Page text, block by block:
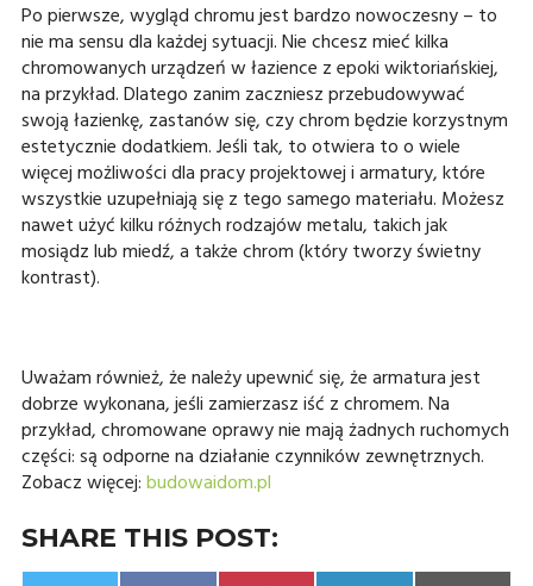
Po pierwsze, wygląd chromu jest bardzo nowoczesny – to
nie ma sensu dla każdej sytuacji. Nie chcesz mieć kilka
chromowanych urządzeń w łazience z epoki wiktoriańskiej,
na przykład. Dlatego zanim zaczniesz przebudowywać
swoją łazienkę, zastanów się, czy chrom będzie korzystnym
estetycznie dodatkiem. Jeśli tak, to otwiera to o wiele
więcej możliwości dla pracy projektowej i armatury, które
wszystkie uzupełniają się z tego samego materiału. Możesz
nawet użyć kilku różnych rodzajów metalu, takich jak
mosiądz lub miedź, a także chrom (który tworzy świetny
kontrast).
Uważam również, że należy upewnić się, że armatura jest
dobrze wykonana, jeśli zamierzasz iść z chromem. Na
przykład, chromowane oprawy nie mają żadnych ruchomych
części: są odporne na działanie czynników zewnętrznych.
Zobacz więcej:budowaidom.pl
SHARE THIS POST: